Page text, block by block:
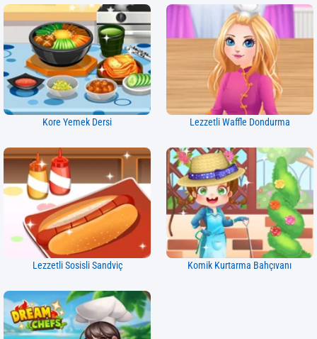
Kore Yemek Dersi Lezzetli Waffle Dondurma
Lezzetli Sosisli Sandviç Komik Kurtarma Bahçıvanı